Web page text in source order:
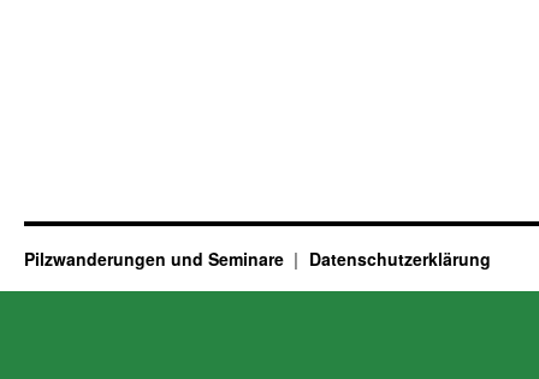
Pilzwanderungen und Seminare Datenschutzerklärung